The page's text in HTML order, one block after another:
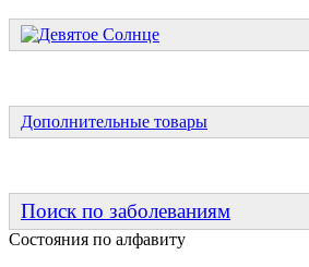
Дополнительные товары
Поиск по заболеваниям
Состояния по алфавиту